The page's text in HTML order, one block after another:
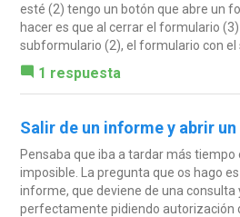
esté (2) tengo un botón que abre un
hacer es que al cerrar el formulario
subformulario (2), el formulario con el
1 respuesta
Salir de un informe y abrir
Pensaba que iba a tardar más tiempo
imposible. La pregunta que os hago
informe, que deviene de una
perfectamente pidiendo autorización